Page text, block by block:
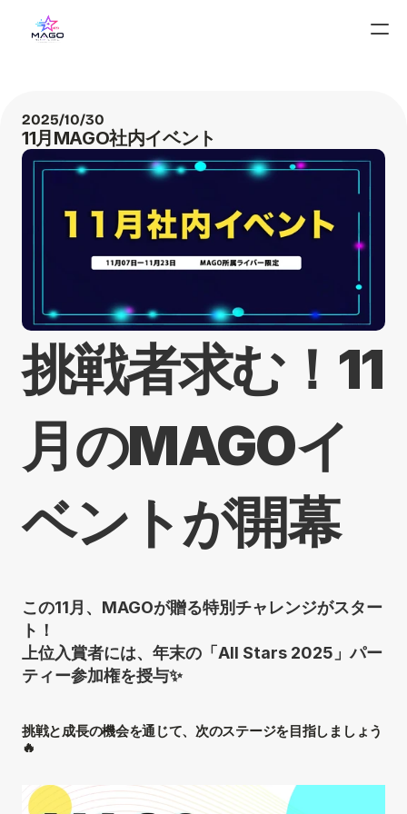
2025/10/30
11月MAGO社内イベント
挑戦者求む！11
月のMAGOイ
ベントが開幕
この11月、MAGOが贈る特別チャレンジがスター
ト！
上位入賞者には、年末の「All Stars 2025」パー
ティー参加権を授与✨
挑戦と成長の機会を通じて、次のステージを目指しましょう
🔥